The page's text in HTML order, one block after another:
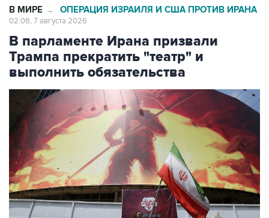
В МИРЕ → ОПЕРАЦИЯ ИЗРАИЛЯ И США ПРОТИВ ИРАНА
02:08, 7 августа 2026
В парламенте Ирана призвали
Трампа прекратить "театр" и
выполнить обязательства